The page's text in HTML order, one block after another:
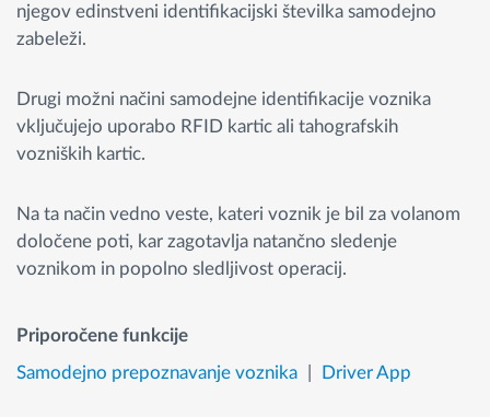
njegov edinstveni identifikacijski številka samodejno
zabeleži.
Drugi možni načini samodejne identifikacije voznika
vključujejo uporabo RFID kartic ali tahografskih
vozniških kartic.
Na ta način vedno veste, kateri voznik je bil za volanom
določene poti, kar zagotavlja natančno sledenje
voznikom in popolno sledljivost operacij.
Priporočene funkcije
Samodejno prepoznavanje voznika Driver App